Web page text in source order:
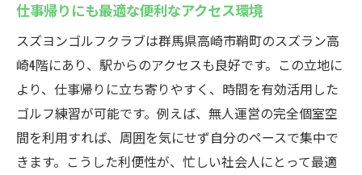
仕事帰りにも最適な便利なアクセス環境
スズヨンゴルフクラブは群馬県高崎市鞘町のスズラン高
崎4階にあり、駅からのアクセスも良好です。この立地に
より、仕事帰りに立ち寄りやすく、時間を有効活用した
ゴルフ練習が可能です。例えば、無人運営の完全個室空
間を利用すれば、周囲を気にせず自分のペースで集中で
きます。こうした利便性が、忙しい社会人にとって最適